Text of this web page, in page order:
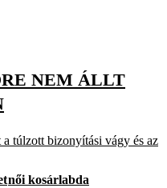
NEM ÁLLT
túlzott bizonyítási vágy és az
női kosárlabda